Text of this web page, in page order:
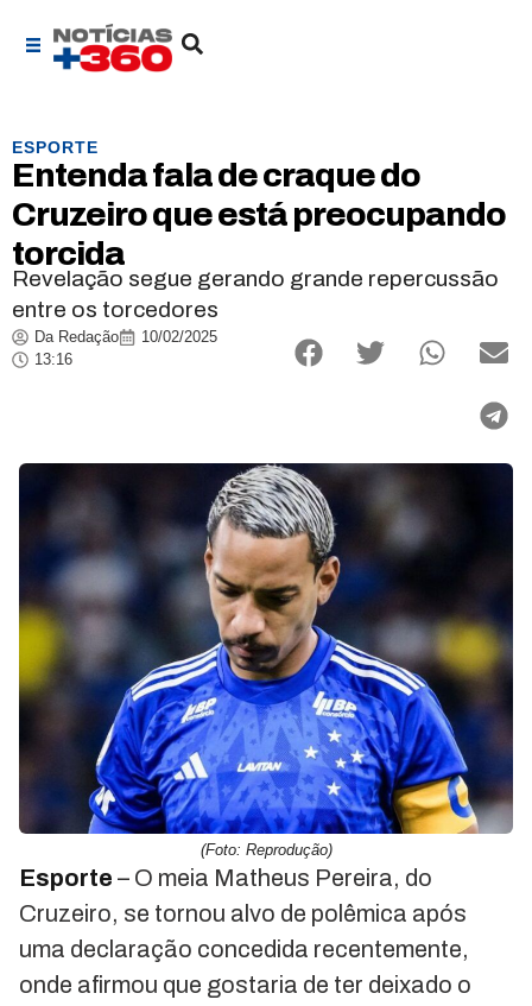
ESPORTE
Entenda fala de craque do
Cruzeiro que está preocupando
torcida
Revelação segue gerando grande repercussão
entre os torcedores
Da Redação
10/02/2025
13:16
(Foto: Reprodução)
Esporte – O meia Matheus Pereira, do
Cruzeiro, se tornou alvo de polêmica após
uma declaração concedida recentemente,
onde afirmou que gostaria de ter deixado o